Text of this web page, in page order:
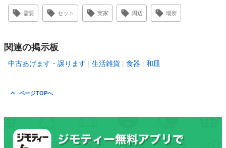
需要 セット 実家 周辺 場所
関連の掲示板
中古あげます・譲ります 生活雑貨 食器 和皿
ページTOPへ